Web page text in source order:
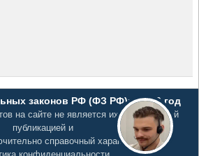
законов РФ (ФЗ РФ)», 2026 год
на сайте не является их официальной
публикацией и
справочный характер